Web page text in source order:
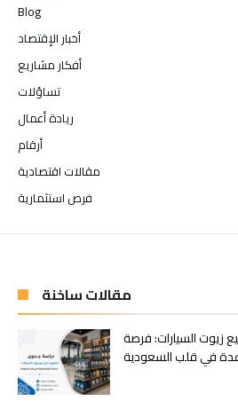
Blog
أخبار الإقتصاد
أفكار مشاريع
تساؤلات
ريادة أعمال
أرقام
مقالات اقتصادية
فرص استثمارية
مقالات ساخنة
السيارات: فرصة
في قلب السعودية